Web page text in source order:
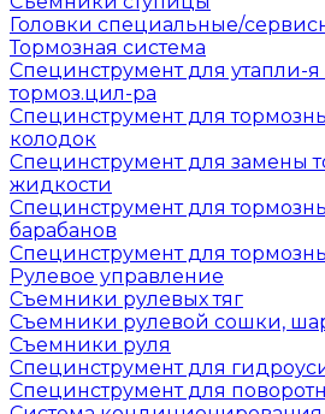
Головки специальные/
Тормозная система
Специнструмент для утапли-
тормоз.цил-ра
Специнструмент для
колодок
Специнструмент для замены
жидкости
Специнструмент для
барабанов
Специнструмент для
Рулевое управление
Съемники рулевых тяг
Съемники рулевой сошки,
Съемники руля
Специнструмент для
Специнструмент для